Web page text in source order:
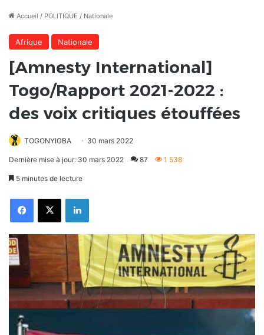
Accueil / POLITIQUE / Nationale
Afrique Nationale
[Amnesty International]
Togo/Rapport 2021-2022 :
des voix critiques étouffées
TOGONYIGBA 30 mars 2022
Dernière mise à jour: 30 mars 2022 87 1 538
5 minutes de lecture
FacebookX Linkedin